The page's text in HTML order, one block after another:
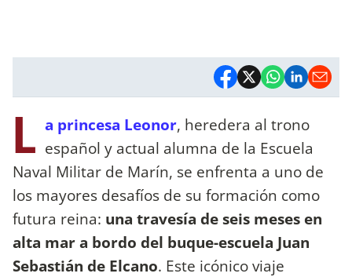
L a princesa Leonor, heredera al trono
español y actual alumna de la Escuela
Naval Militar de Marín, se enfrenta a uno de
los mayores desafíos de su formación como
futura reina: una travesía de seis meses en
alta mar a bordo del buque-escuela Juan
Sebastián de Elcano. Este icónico viaje